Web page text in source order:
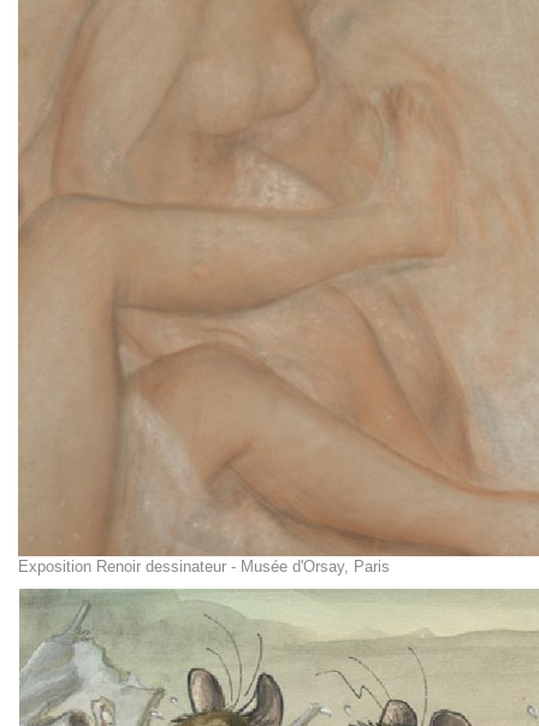
Exposition Renoir dessinateur - Musée d'Orsay, Paris